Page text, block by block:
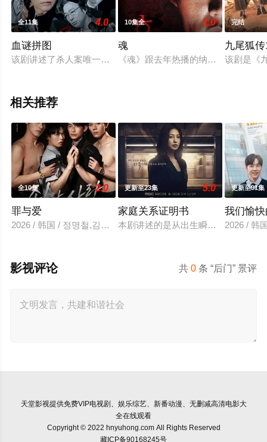
全11集 4.0
血谜拼图
该剧讲述了杀人案唯一的目击者兼嫌疑人尹异罗（金多美 饰）
10集全 1.0
魂
《魂》跟去年热播的纳凉系列电视
完结
九尾狐
该剧是《
相关推荐
全10集 2.0
罪与爱
2026 / 韩国 / 정명철,김성혁,金贤叙,정현웅
更新至23集 5.0
家庭关系证明书
本剧讲述的是从出生瞬间开始就被打
更新至91集
我们愉
2026 / 韩
共0 条 “后门” 景评
影视评论
天堂影视提供免费VIP电视剧、娱乐综艺、新番动漫、无删减高清电影大
全在线观看
Copyright © 2022 hnyuhong.com All Rights Reserved
藏ICP备90168245号